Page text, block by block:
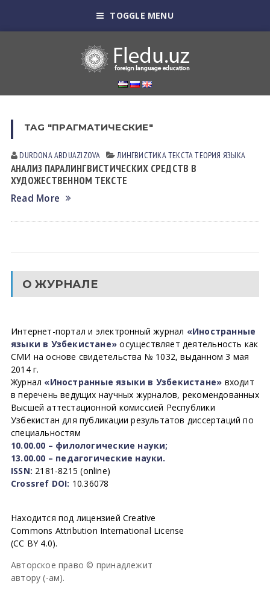
TOGGLE MENU
TAG "ПРАГМАТИЧЕСКИЕ"
DURDONA АBDUАZIZOVА ЛИНГВИСТИКА ТЕКСТАТЕОРИЯ ЯЗЫКА
АНАЛИЗ ПАРАЛИНГВИСТИЧЕСКИХ СРЕДСТВ В
ХУДОЖЕСТВЕННОМ ТЕКСТЕ
Read More
О ЖУРНАЛЕ
Интернет-портал и электронный журнал «Иностранные
языки в Узбекистане» осуществляет деятельность как
СМИ на основе свидетельства № 1032, выданном 3 мая
2014 г.
Журнал «Иностранные языки в Узбекистане» входит
в перечень ведущих научных журналов, рекомендованных
Высшей аттестационной комиссией Республики
Узбекистан для публикации результатов диссертаций по
специальностям
10.00.00 – филологические науки;
13.00.00 – педагогические науки.
ISSN: 2181-8215 (online)
Crossref DOI: 10.36078
Находится под лицензией Creative
Commons Attribution International License
(CC BY 4.0).
Авторское право © принадлежит
автору (-ам).